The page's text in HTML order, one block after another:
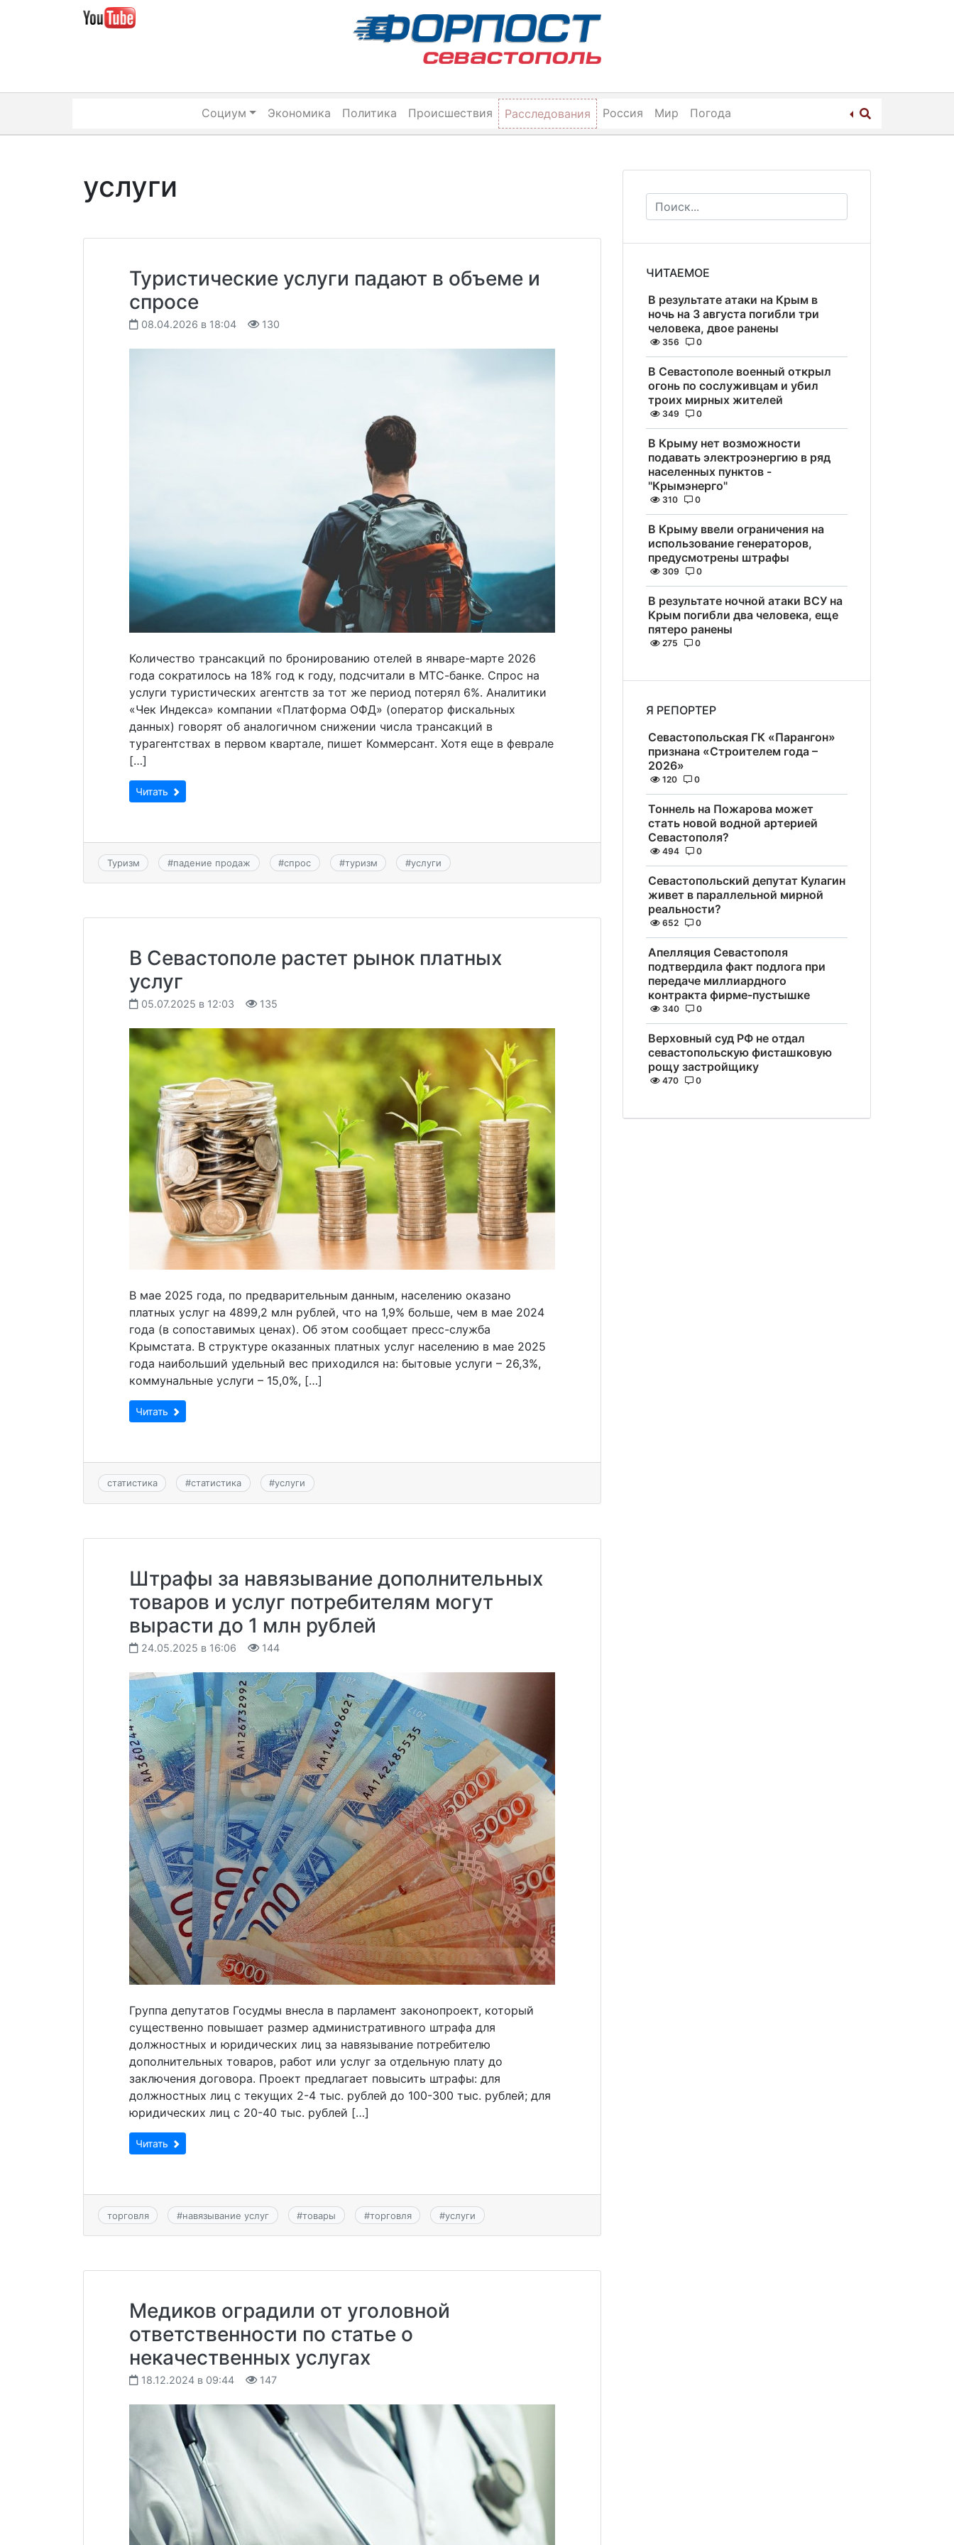
Социум Экономика Политика Происшествия Расследования Россия Мир Погода
услуги
Туристические услуги падают в объеме и
спросе
08.04.2026 в 18:04 130
Количество трансакций по бронированию отелей в январе-марте 2026
года сократилось на 18% год к году, подсчитали в МТС-банке. Спрос на
услуги туристических агентств за тот же период потерял 6%. Аналитики
«Чек Индекса» компании «Платформа ОФД» (оператор фискальных
данных) говорят об аналогичном снижении числа трансакций в
турагентствах в первом квартале, пишет Коммерсант. Хотя еще в феврале
[…]
Читать
Туризм #падение продаж #спрос #туризм #услуги
В Севастополе растет рынок платных
услуг
05.07.2025 в 12:03 135
В мае 2025 года, по предварительным данным, населению оказано
платных услуг на 4899,2 млн рублей, что на 1,9% больше, чем в мае 2024
года (в сопоставимых ценах). Об этом сообщает пресс-служба
Крымстата. В структуре оказанных платных услуг населению в мае 2025
года наибольший удельный вес приходился на: бытовые услуги – 26,3%,
коммунальные услуги – 15,0%, […]
Читать
статистика #статистика #услуги
Штрафы за навязывание дополнительных
товаров и услуг потребителям могут
вырасти до 1 млн рублей
24.05.2025 в 16:06 144
Группа депутатов Госудмы внесла в парламент законопроект, который
существенно повышает размер административного штрафа для
должностных и юридических лиц за навязывание потребителю
дополнительных товаров, работ или услуг за отдельную плату до
заключения договора. Проект предлагает повысить штрафы: для
должностных лиц с текущих 2-4 тыс. рублей до 100-300 тыс. рублей; для
юридических лиц с 20-40 тыс. рублей […]
Читать
торговля #навязывание услуг #товары #торговля #услуги
Медиков оградили от уголовной
ответственности по статье о
некачественных услугах
18.12.2024 в 09:44 147
ЧИТАЕМОЕ
В результате атаки на Крым в
ночь на 3 августа погибли три
человека, двое ранены
356 0
В Севастополе военный открыл
огонь по сослуживцам и убил
троих мирных жителей
349 0
В Крыму нет возможности
подавать электроэнергию в ряд
населенных пунктов -
"Крымэнерго"
310 0
В Крыму ввели ограничения на
использование генераторов,
предусмотрены штрафы
309 0
В результате ночной атаки ВСУ на
Крым погибли два человека, еще
пятеро ранены
275 0
Я РЕПОРТЕР
Севастопольская ГК «Парангон»
признана «Строителем года –
2026»
120 0
Тоннель на Пожарова может
стать новой водной артерией
Севастополя?
494 0
Севастопольский депутат Кулагин
живет в параллельной мирной
реальности?
652 0
Апелляция Севастополя
подтвердила факт подлога при
передаче миллиардного
контракта фирме-пустышке
340 0
Верховный суд РФ не отдал
севастопольскую фисташковую
рощу застройщику
470 0